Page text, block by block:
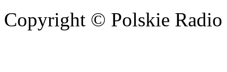
Copyright © Polskie